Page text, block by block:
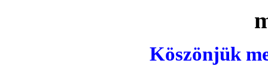
Köszönjük